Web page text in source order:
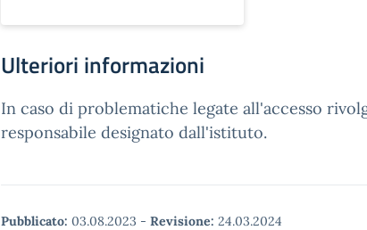
Ulteriori informazioni
In caso di problematiche legate all'accesso
responsabile designato dall'istituto.
Pubblicato: 03.08.2023 - Revisione: 24.03.2024